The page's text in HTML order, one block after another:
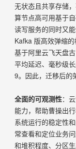
无状态且共享存储
算节点高可用基于
读写服务的同时又
Kafka 版高效弹缩
基于阿里云飞天盘
平均延迟、毫秒级
9。因此，迁移后的
全面的可观测性：
能力，帮助曹操出
系统运行的稳定性
常查看和定位业务
和堆积程度、分区